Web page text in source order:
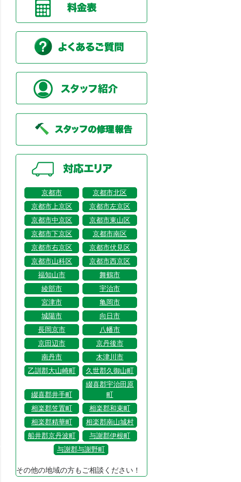
京都市
京都市北区
京都市上京区
京都市左京区
京都市中京区
京都市東山区
京都市下京区
京都市南区
京都市右京区
京都市伏見区
京都市山科区
京都市西京区
福知山市
舞鶴市
綾部市
宇治市
宮津市
亀岡市
城陽市
向日市
長岡京市
八幡市
京田辺市
京丹後市
南丹市
木津川市
乙訓郡大山崎町
久世郡久御山町
綴喜郡井手町
綴喜郡宇治田原
町
相楽郡笠置町
相楽郡和束町
相楽郡精華町
相楽郡南山城村
船井郡京丹波町
与謝郡伊根町
与謝郡与謝野町
その他の地域の方もご相談ください！